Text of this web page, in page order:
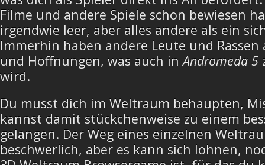
Filme und andere Spiele schon bewiesen
irgendwie leer, aber alles andere als ein
Immerhin haben andere Leute und
und Hoffnungen, was auch inAndromeda 5
wird.
Du musst dich im Weltraum behaupten,
kannst damit stückchenweise zu einem
gelangen. Der Weg eines einzelnen
beschwerlich, aber es kann sich lohnen,